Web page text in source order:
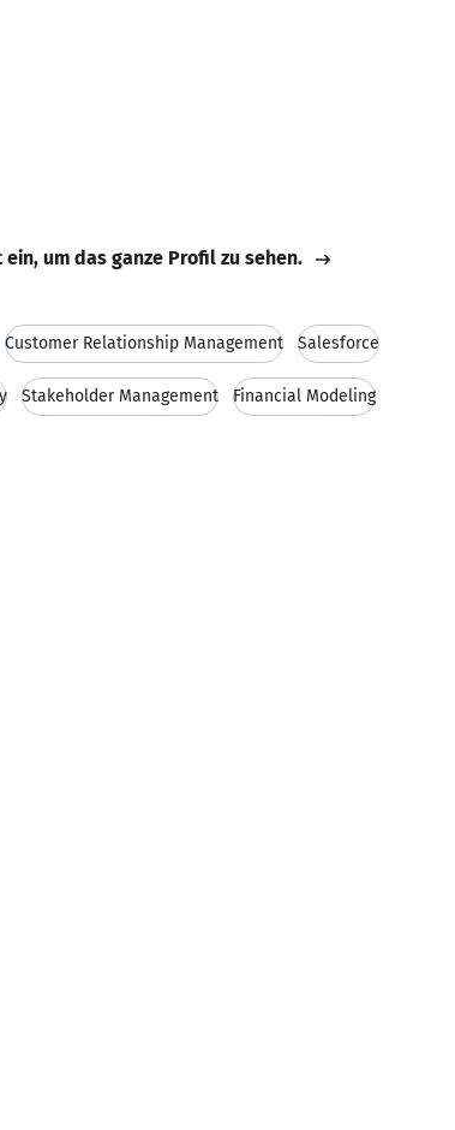
ein, um das ganze Profil zu sehen.
Customer Relationship Management Salesforce
Stakeholder Management Financial Modeling